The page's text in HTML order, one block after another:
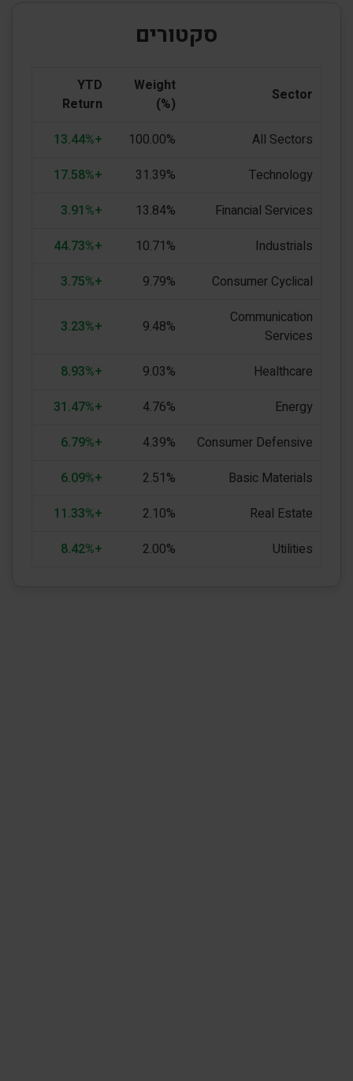
סקטורים
Sector
Weight
(%)
YTD
Return
All Sectors
100.00%
+13.44%
Technology
31.39%
+17.58%
Financial Services
13.84%
+3.91%
Industrials
10.71%
+44.73%
Consumer Cyclical
9.79%
+3.75%
Communication
Services
9.48%
+3.23%
Healthcare
9.03%
+8.93%
Energy
4.76%
+31.47%
Consumer Defensive
4.39%
+6.79%
Basic Materials
2.51%
+6.09%
Real Estate
2.10%
+11.33%
Utilities
2.00%
+8.42%